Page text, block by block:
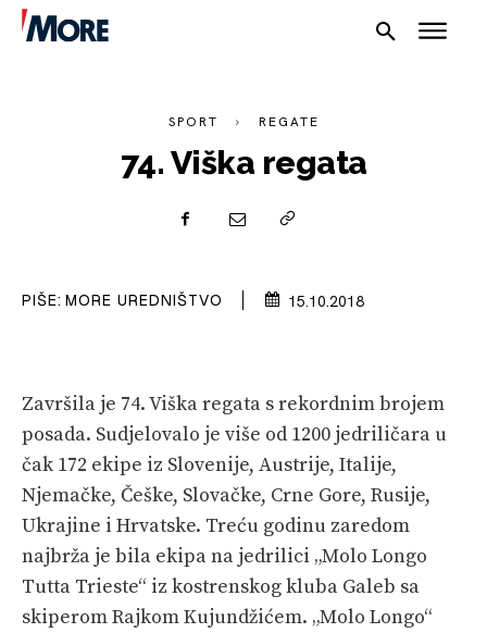
PLOVILA
SPIZA
VELIKE PRIČE
PRETPLATA
SHOP
SPORT REGATE
74. Viška regata
PIŠE: MORE UREDNIŠTVO 15.10.2018
Završila je 74. Viška regata s rekordnim brojem
posada. Sudjelovalo je više od 1200 jedriličara u
čak 172 ekipe iz Slovenije, Austrije, Italije,
Njemačke, Češke, Slovačke, Crne Gore, Rusije,
Ukrajine i Hrvatske. Treću godinu zaredom
najbrža je bila ekipa na jedrilici „Molo Longo
Tutta Trieste“ iz kostrenskog kluba Galeb sa
skiperom Rajkom Kujundžićem. „Molo Longo“